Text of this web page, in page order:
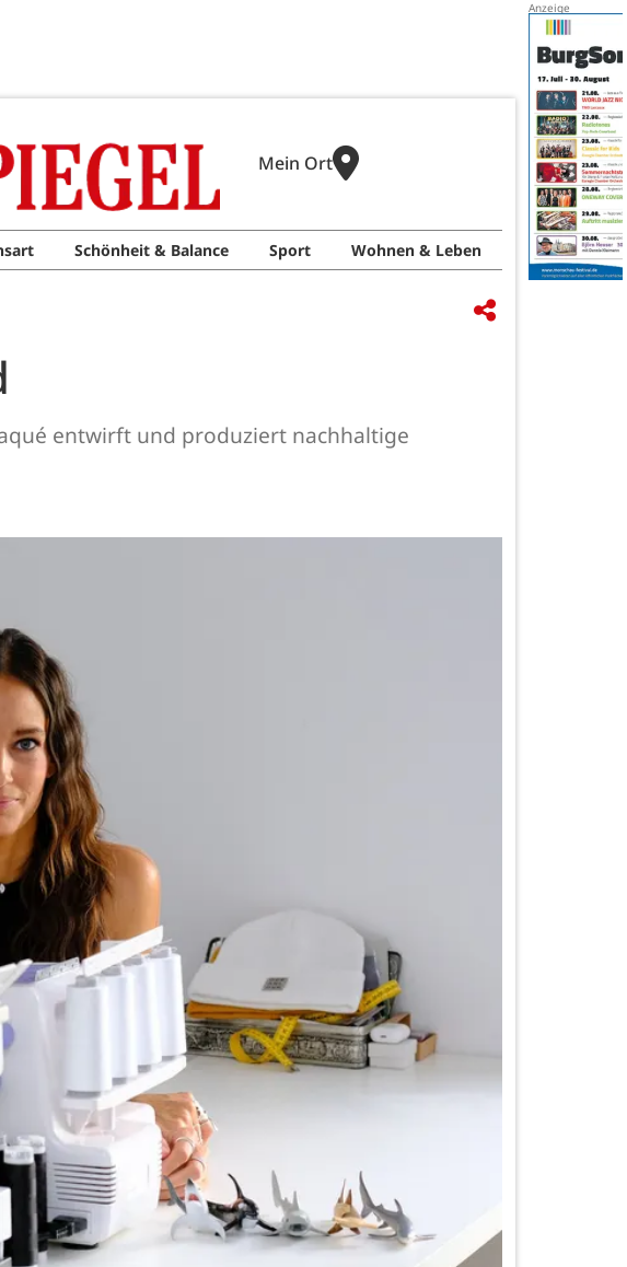
Mein Ort
Schönheit & Balance Sport Wohnen & Leben
entwirft und produziert nachhaltige